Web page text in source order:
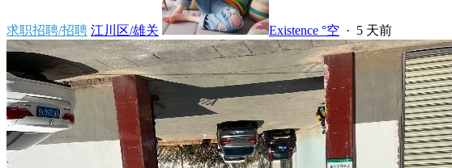
求职招聘/招聘 江川区/雄关 Existence °空 · 5 天前